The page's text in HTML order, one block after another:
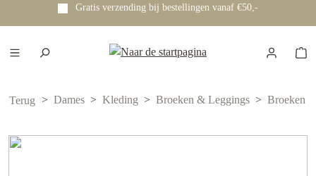
hoofdinhoud
Gratis verzending bij bestellingen vanaf €50,-
Terug Dames Kleding Broeken & Leggings Broeken